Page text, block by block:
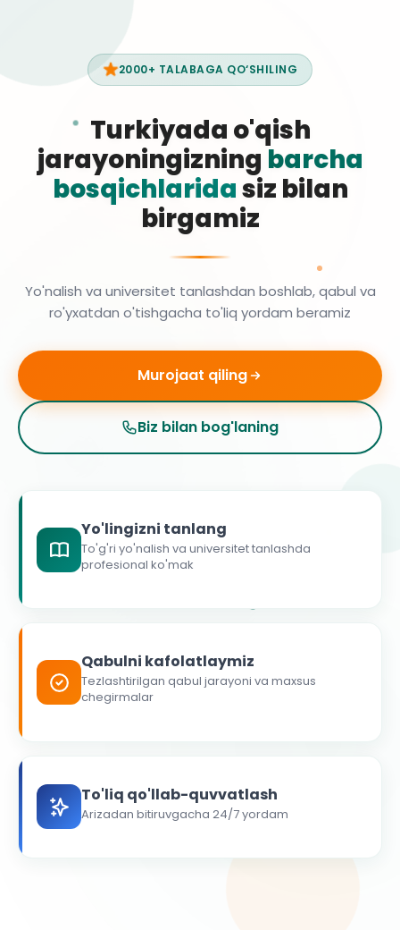
2000+ TALABAGA QO‘SHILING
Turkiyada o'qish
jarayoningizning barcha
bosqichlaridasiz bilan
birgamiz
Yo'nalish va universitet tanlashdan boshlab, qabul va
ro'yxatdan o'tishgacha to'liq yordam beramiz
Murojaat qiling
Biz bilan bog'laning
Yo'lingizni tanlang
To'g'ri yo'nalish va universitet tanlashda
profesional ko'mak
Qabulni kafolatlaymiz
Tezlashtirilgan qabul jarayoni va maxsus
chegirmalar
To'liq qo'llab-quvvatlash
Arizadan bitiruvgacha 24/7 yordam